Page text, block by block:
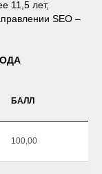
11,5 лет,
SEO –
БАЛЛ
100,00